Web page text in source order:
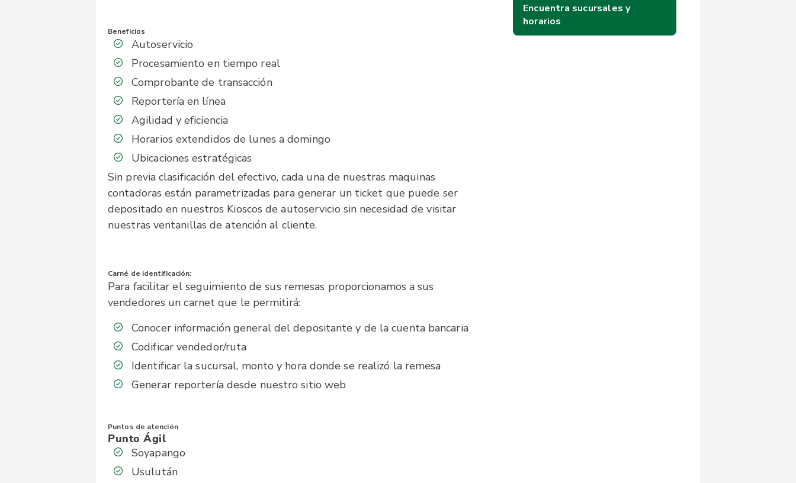
Beneficios
Autoservicio
Procesamiento en tiempo real
Comprobante de transacción
Reportería en línea
Agilidad y eficiencia
Horarios extendidos de lunes a domingo
Ubicaciones estratégicas
Sin previa clasificación del efectivo, cada una de nuestras maquinas
contadoras están parametrizadas para generar un ticket que puede ser
depositado en nuestros Kioscos de autoservicio sin necesidad de visitar
nuestras ventanillas de atención al cliente.
Carné de identificación:
Para facilitar el seguimiento de sus remesas proporcionamos a sus
vendedores un carnet que le permitirá:
Conocer información general del depositante y de la cuenta bancaria
Codificar vendedor/ruta
Identificar la sucursal, monto y hora donde se realizó la remesa
Generar reportería desde nuestro sitio web
Puntos de atención
Punto Ágil
Soyapango
Usulután
Encuentra sucursales y
horarios